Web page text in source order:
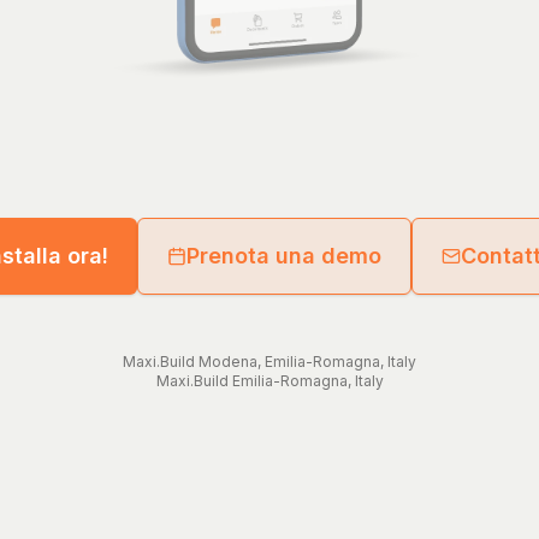
ora! Prenota una demo
Maxi.Build Modena, Emilia-Romagna, Italy
Maxi.Build Emilia-Romagna, Italy